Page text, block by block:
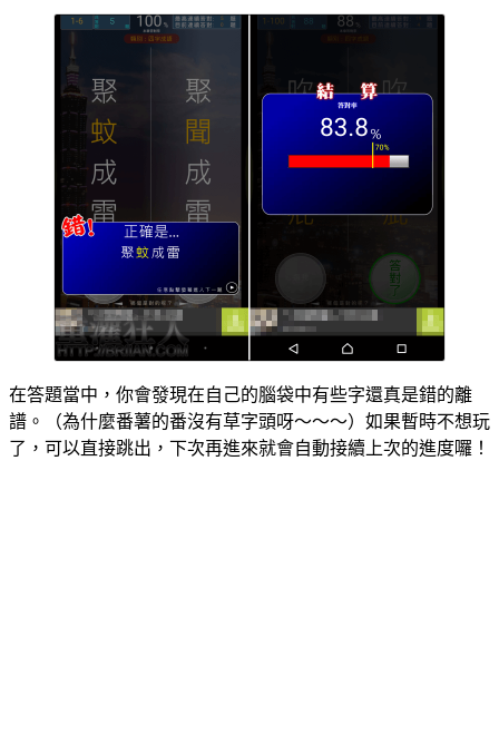
在答題當中，你會發現在自己的腦袋中有些字還真是錯的離
譜。（為什麼番薯的番沒有草字頭呀～～～）如果暫時不想玩
了，可以直接跳出，下次再進來就會自動接續上次的進度囉！